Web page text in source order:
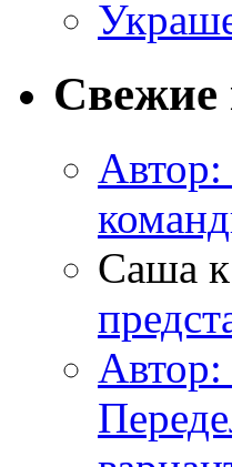
Свежие
Саша к